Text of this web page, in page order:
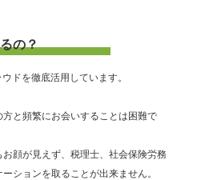
の？
ドを徹底活用しています。
と頻繁にお会いすることは困難で
顔が見えず、税理士、社会保険労務
ションを取ることが出来ません。